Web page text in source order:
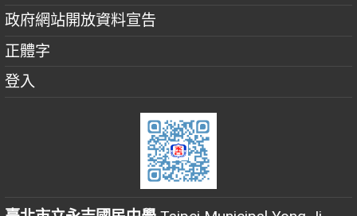
政府網站開放資料宣告
正體字
登入